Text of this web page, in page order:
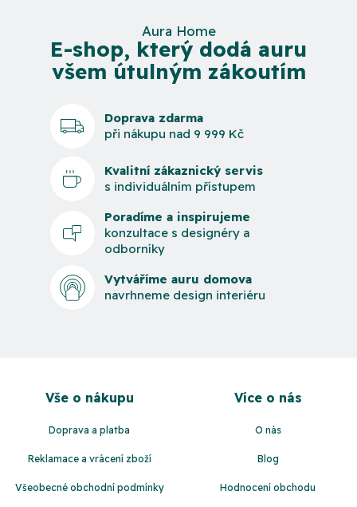
Aura Home
E-shop, který dodá auru
všem útulným zákoutím
Doprava zdarma
při nákupu nad 9 999 Kč
Kvalitní zákaznický servis
s individuálním přístupem
Poradíme a inspirujeme
konzultace s designéry a
odborníky
Vytváříme auru domova
navrhneme design interiéru
Vše o nákupu
Doprava a platba
Reklamace a vrácení zboží
Všeobecné obchodní podmínky
Více o nás
O nás
Blog
Hodnocení obchodu